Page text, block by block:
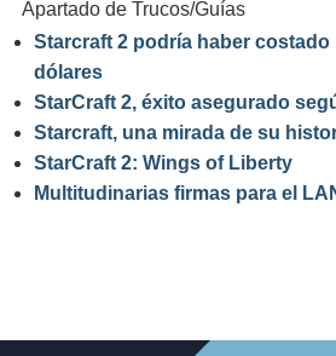
Apartado de Trucos/Guías
Starcraft 2 podría haber costado
dólares
StarCraft 2, éxito asegurado
Starcraft, una mirada de su
StarCraft 2: Wings of Liberty
Multitudinarias firmas para el